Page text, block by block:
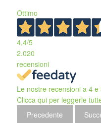
Ottimo
4,4/5
2.020
recensioni
Le nostre recensioni a 4 e
Clicca qui per leggerle
Precedente